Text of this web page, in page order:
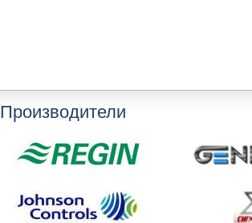
Производители